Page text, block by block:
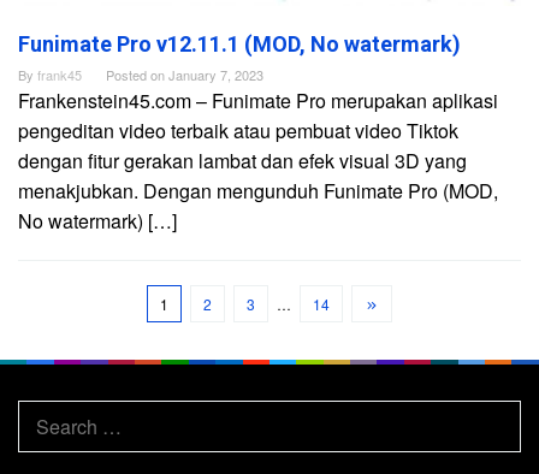
Funimate Pro v12.11.1 (MOD, No watermark)
By frank45 Posted onJanuary 7, 2023
Frankenstein45.com – Funimate Pro merupakan aplikasi
pengeditan video terbaik atau pembuat video Tiktok
dengan fitur gerakan lambat dan efek visual 3D yang
menakjubkan. Dengan mengunduh Funimate Pro (MOD,
No watermark) […]
1 2 3 … 14
Search
for: